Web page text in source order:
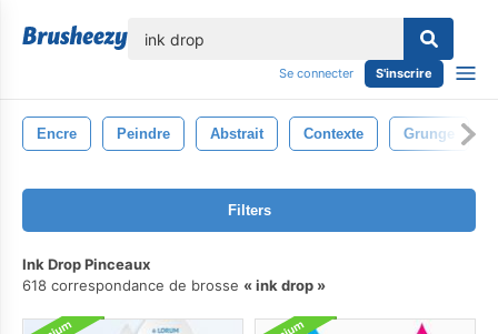
Se connecter S'inscrire
Encre Peindre Abstrait Contexte Grunge
Filters
Ink Drop Pinceaux
618 correspondance de brosse
ink drop